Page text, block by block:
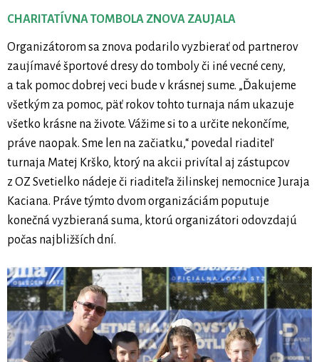
CHARITATÍVNA TOMBOLA ZNOVA ZAUJALA
Organizátorom sa znova podarilo vyzbierať od partnerov
zaujímavé športové dresy do tomboly či iné vecné ceny,
a tak pomoc dobrej veci bude v krásnej sume. „Ďakujeme
všetkým za pomoc, päť rokov tohto turnaja nám ukazuje
všetko krásne na živote. Vážime si to a určite nekončíme,
práve naopak. Sme len na začiatku,“ povedal riaditeľ
turnaja Matej Krško, ktorý na akcii privítal aj zástupcov
z OZ Svetielko nádeje či riaditeľa žilinskej nemocnice Juraja
Kaciana. Práve týmto dvom organizáciám poputuje
konečná vyzbieraná suma, ktorú organizátori odovzdajú
počas najbližších dní.